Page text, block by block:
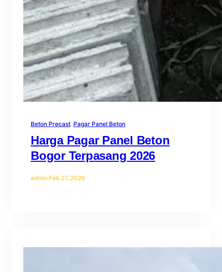
Beton Precast, Pagar Panel Beton
Harga Pagar Panel Beton
Bogor Terpasang 2026
admin·Feb 27, 2026